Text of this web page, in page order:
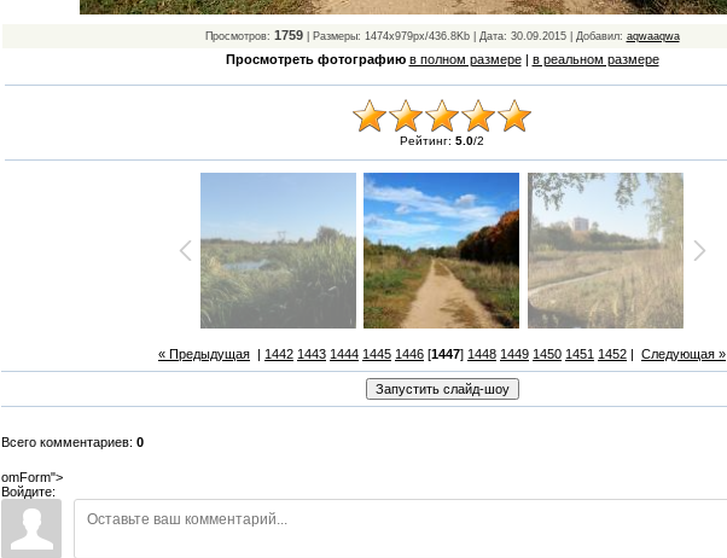
Просмотров: 1759| Размеры: 1474x979px/436.8Kb | Дата: 30.09.2015 | Добавил: aqwaaqwa
Просмотреть фотографию в полном размере| в реальном размере
Рейтинг: 5.0/2
« Предыдущая | 1442 1443 1444 1445 1446 [1447] 1448 1449 1450 1451 1452 | Следующая »
Всего комментариев: 0
omForm">
Войдите: